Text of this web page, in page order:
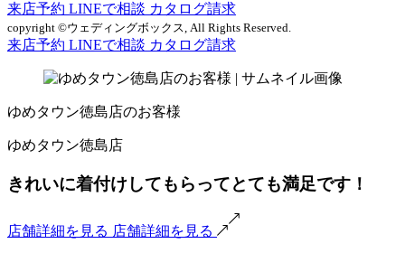
来店予約 LINEで相談 カタログ請求
copyright ©ウェディングボックス, All Rights Reserved.
来店予約 LINEで相談 カタログ請求
ゆめタウン徳島店のお客様
ゆめタウン徳島店
きれいに着付けしてもらってとても満足です！
店舗詳細を見る 店舗詳細を見る